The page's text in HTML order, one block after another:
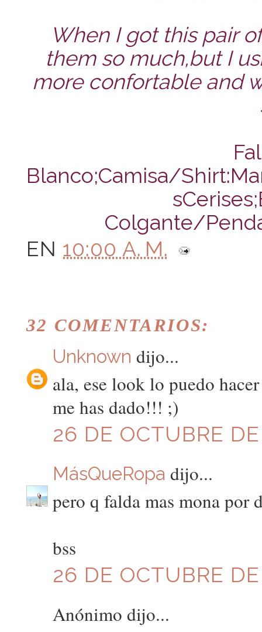
When I got this pair
them so much,but I
more confortable and
Blanco;Camisa/
Colgante/
EN 10:00 A. M.
32 COMENTARIOS:
Unknown dijo...
ala, ese look lo puedo
me has dado!!! ;)
26 DE OCTUBRE
MásQueRopa dijo...
pero q falda mas mona por
bss
26 DE OCTUBRE
Anónimo dijo...